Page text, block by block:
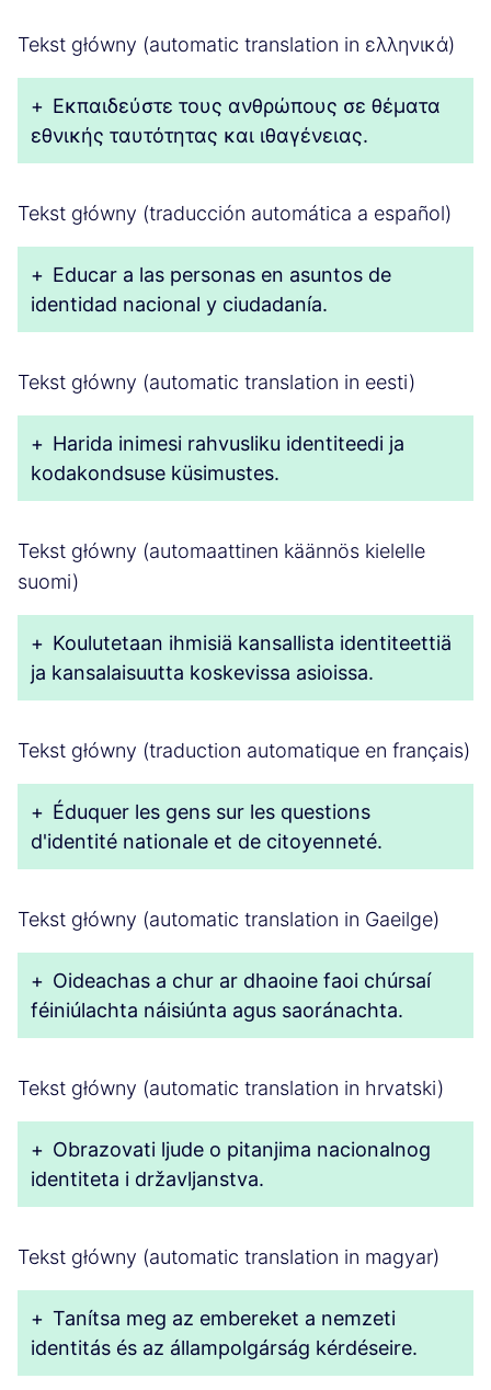
Tekst główny (automatic translation in ελληνικά)
+ Εκπαιδεύστε τους ανθρώπους σε θέματα
εθνικής ταυτότητας και ιθαγένειας.
Tekst główny (traducción automática a español)
+ Educar a las personas en asuntos de
identidad nacional y ciudadanía.
Tekst główny (automatic translation in eesti)
+ Harida inimesi rahvusliku identiteedi ja
kodakondsuse küsimustes.
Tekst główny (automaattinen käännös kielelle
suomi)
+ Koulutetaan ihmisiä kansallista identiteettiä
ja kansalaisuutta koskevissa asioissa.
Tekst główny (traduction automatique en français)
+ Éduquer les gens sur les questions
d'identité nationale et de citoyenneté.
Tekst główny (automatic translation in Gaeilge)
+ Oideachas a chur ar dhaoine faoi chúrsaí
féiniúlachta náisiúnta agus saoránachta.
Tekst główny (automatic translation in hrvatski)
+ Obrazovati ljude o pitanjima nacionalnog
identiteta i državljanstva.
Tekst główny (automatic translation in magyar)
+ Tanítsa meg az embereket a nemzeti
identitás és az állampolgárság kérdéseire.